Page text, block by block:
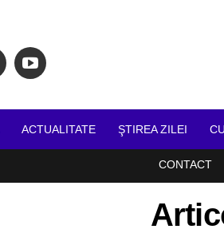
ACTUALITATE ŞTIREA ZILEI
CONTACT